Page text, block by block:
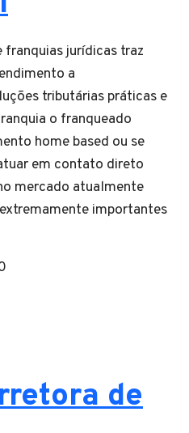
franquias jurídicas traz
a
tributárias práticas e
o franqueado
home based ou se
em contato direto
mercado atualmente
importantes
de